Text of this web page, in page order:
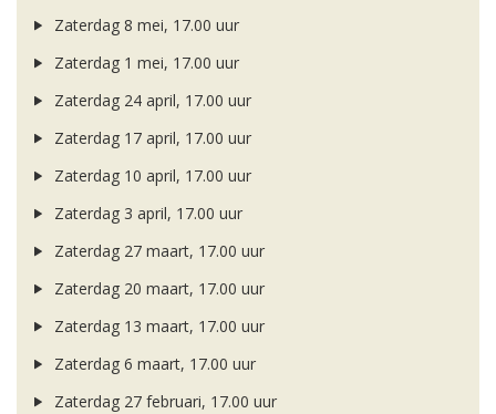
Zaterdag 8 mei, 17.00 uur
Zaterdag 1 mei, 17.00 uur
Zaterdag 24 april, 17.00 uur
Zaterdag 17 april, 17.00 uur
Zaterdag 10 april, 17.00 uur
Zaterdag 3 april, 17.00 uur
Zaterdag 27 maart, 17.00 uur
Zaterdag 20 maart, 17.00 uur
Zaterdag 13 maart, 17.00 uur
Zaterdag 6 maart, 17.00 uur
Zaterdag 27 februari, 17.00 uur